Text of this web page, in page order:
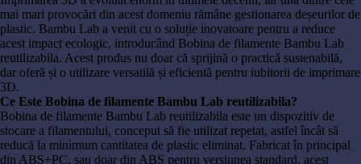
mai mari provocări din acest domeniu rămâne gestionarea deșeurilor de
plastic. Bambu Lab a venit cu o soluție inovatoare pentru a reduce
acest impact ecologic, introducând Bobina de filamente Bambu Lab
reutilizabila. Acest produs nu doar că sprijină o practică sustenabilă,
dar oferă și o utilizare versatilă și eficientă pentru iubitorii de imprimare
3D.
Ce Este Bobina de filamente Bambu Lab reutilizabila?
Bobina de filamente Bambu Lab reutilizabila este un dispozitiv de
stocare a filamentului, conceput să fie utilizat repetat, astfel încât să
reducă la minimum cantitatea de plastic eliminat. Fabricat în principal
din ABS+PC, sau doar din ABS pentru versiunea standard, acest